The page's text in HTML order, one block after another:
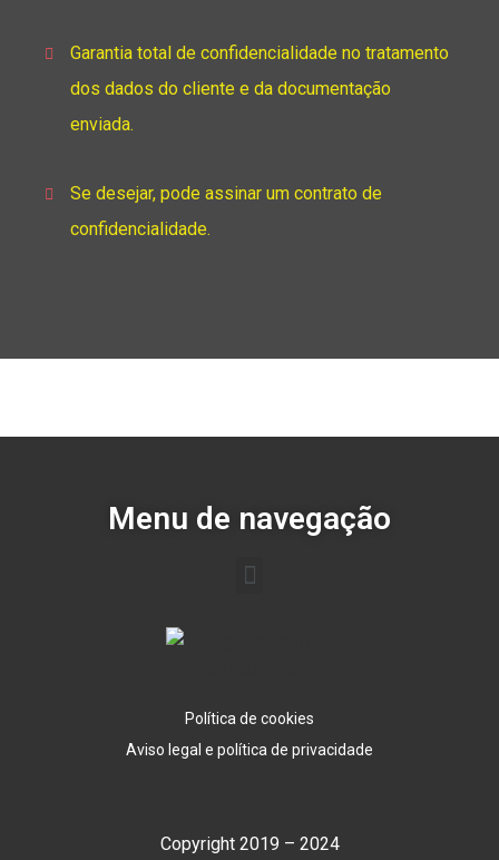
Garantia total de confidencialidade no tratamento
dos dados do cliente e da documentação
enviada.
Se desejar, pode assinar um contrato de
confidencialidade.
Menu de navegação
Política de cookies
Aviso legal e política de privacidade
Copyright 2019 – 2024